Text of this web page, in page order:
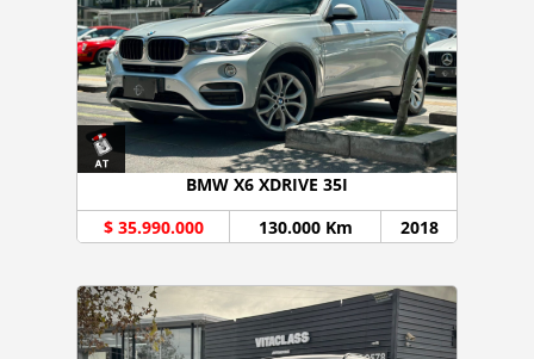
BMW X6 XDRIVE 35I
$ 35.990.000
130.000 Km 2018